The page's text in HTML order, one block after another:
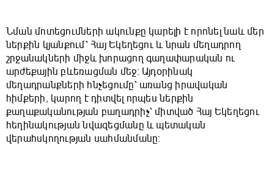
Նման մոտեցումների ակունքը կարելի է որոնել նաև մեր
ներքին կյանքում՝ Հայ Եկեղեցու և նրան մեղադրող
շրջանակների միջև խորացող գաղափարական ու
արժեքային բևեռացման մեջ։ Այդօրինակ
մեղադրանքների հնչեցումը՝ առանց իրավական
հիմքերի, կարող է դիտվել որպես ներքին
քաղաքականության բաղադրիչ՝ միտված Հայ Եկեղեցու
հեղինակության նվազեցմանը և պետական
վերահսկողության սահմանմանը։